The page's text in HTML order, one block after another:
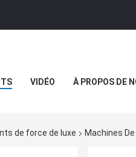
VIDÉO À PROPOS DE
de force de luxe Machines